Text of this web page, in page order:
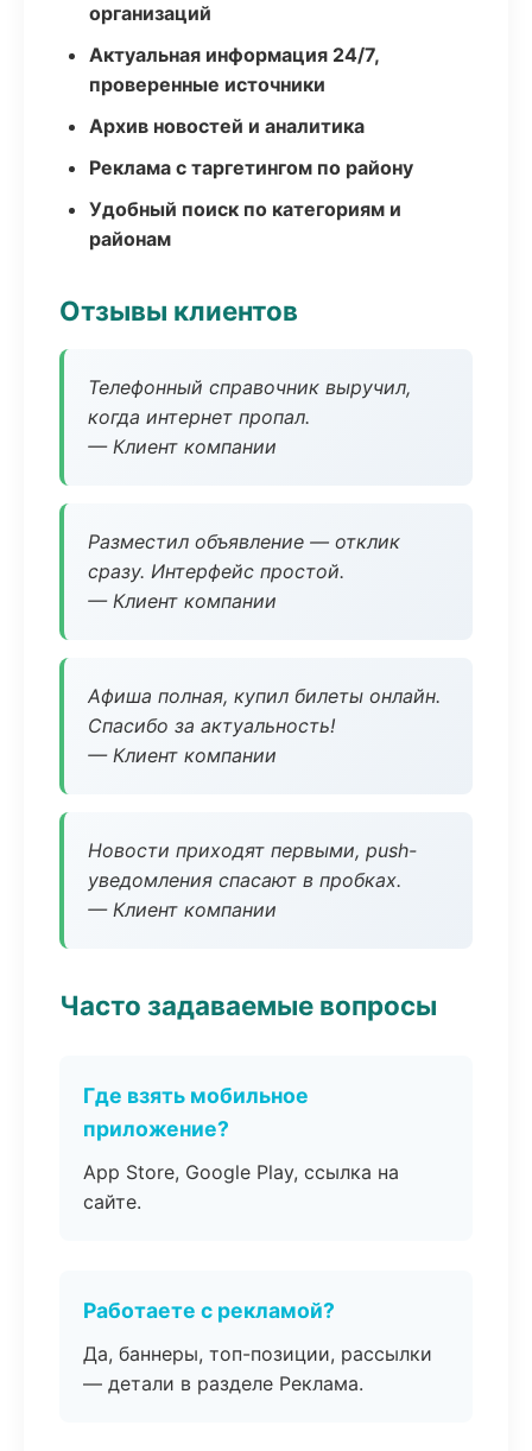
организаций
Актуальная информация 24/7,
проверенные источники
Архив новостей и аналитика
Реклама с таргетингом по району
Удобный поиск по категориям и
районам
Отзывы клиентов
Телефонный справочник выручил,
когда интернет пропал.
— Клиент компании
Разместил объявление — отклик
сразу. Интерфейс простой.
— Клиент компании
Афиша полная, купил билеты онлайн.
Спасибо за актуальность!
— Клиент компании
Новости приходят первыми, push-
уведомления спасают в пробках.
— Клиент компании
Часто задаваемые вопросы
Где взять мобильное
приложение?
App Store, Google Play, ссылка на
сайте.
Работаете с рекламой?
Да, баннеры, топ-позиции, рассылки
— детали в разделе Реклама.